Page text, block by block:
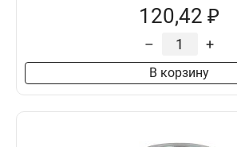
120,42 ₽
– +
В корзину